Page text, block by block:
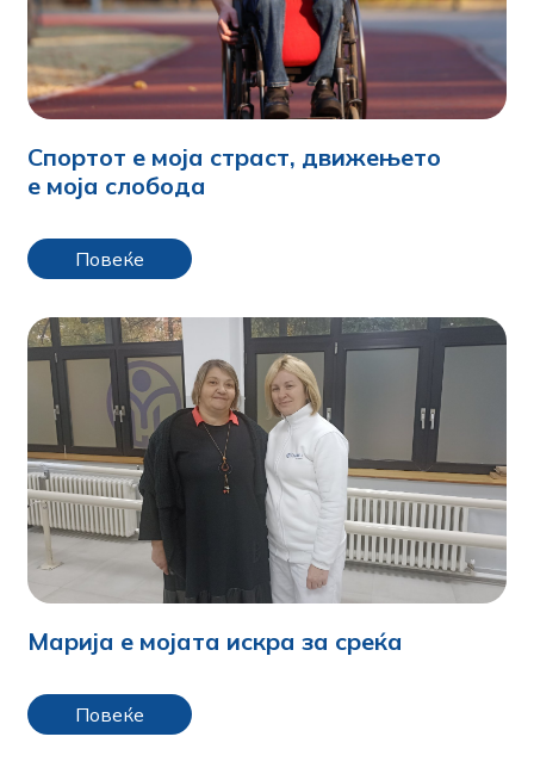
Спортот е моја страст, движењето
е моја слобода
Повеќе
Марија е мојата искра за среќа
Повеќе